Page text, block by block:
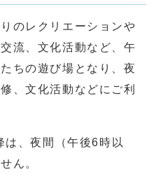
のレクリエーションや
流、文化活動など、午
ちの遊び場となり、夜
、文化活動などにご利
、夜間（午後6時以
ん。